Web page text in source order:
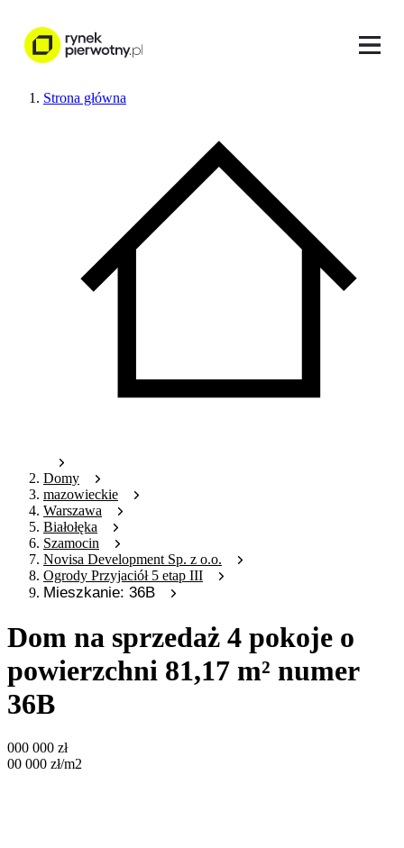
Strona główna
Domy
mazowieckie
Warszawa
Białołęka
Szamocin
Novisa Development Sp. z o.o.
Ogrody Przyjaciół 5 etap III
Mieszkanie: 36B
Dom na sprzedaż 4 pokoje o
powierzchni 81,17 m² numer
36B
000 000 zł
00 000 zł/m2